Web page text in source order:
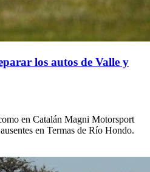
los autos de Valle y
en Catalán Magni Motorsport
en Termas de Río Hondo.